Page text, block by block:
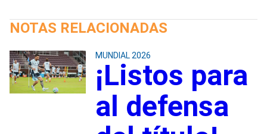
NOTAS RELACIONADAS
MUNDIAL 2026
¡Listos para
al defensa